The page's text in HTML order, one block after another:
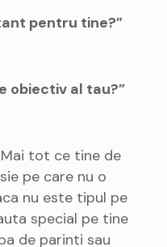
pentru tine?”
obiectiv al tau?”
tot ce tine de
pe care nu o
nu este tipul pe
special pe tine
de parinti sau